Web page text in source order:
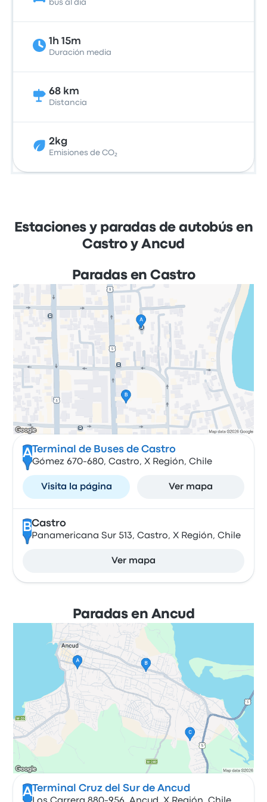
bus al día
1h 15m
Duración media
68 km
Distancia
2kg
Emisiones de CO₂
Estaciones y paradas de autobús en
Castro y Ancud
Paradas en Castro
A Terminal de Buses de Castro
Gómez 670-680, Castro, X Región, Chile
Visita la página Ver mapa
BCastro
Panamericana Sur 513, Castro, X Región, Chile
Ver mapa
Paradas en Ancud
A Terminal Cruz del Sur de Ancud